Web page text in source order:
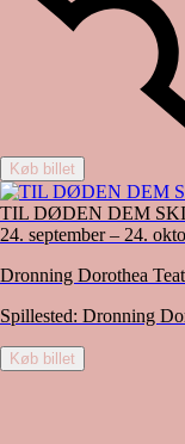
Køb billet
TIL DØDEN DEM
24. september – 24.
Dronning Dorothea
Spillested: Dronning
Køb billet